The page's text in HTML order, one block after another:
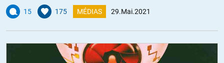
15 175 MÉDIAS 29.Mai.2021